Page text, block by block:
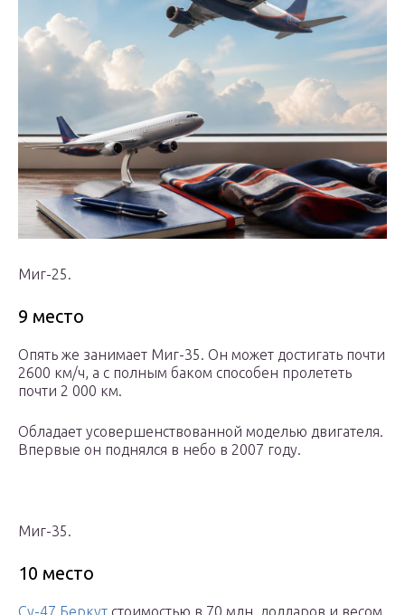
Миг-25.
9 место
Опять же занимает Миг-35. Он может достигать почти
2600 км/ч, а с полным баком способен пролететь
почти 2 000 км.
Обладает усовершенствованной моделью двигателя.
Впервые он поднялся в небо в 2007 году.
Миг-35.
10 место
Су-47 Беркут стоимостью в 70 млн. долларов и весом